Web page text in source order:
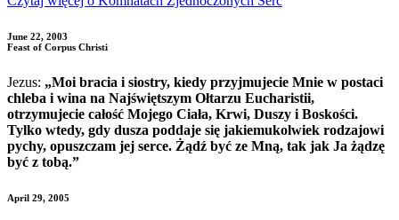
June 22, 2003
Feast of Corpus Christi
Jezus: „Moi bracia i siostry, kiedy przyjmujecie Mnie w postaci
chleba i wina na Najświętszym Ołtarzu Eucharistii,
otrzymujecie całość Mojego Ciała, Krwi, Duszy i Boskości.
Tylko wtedy, gdy dusza poddaje się jakiemukolwiek rodzajowi
pychy, opuszczam jej serce. Żądź być ze Mną, tak jak Ja żądzę
być z tobą.”
April 29, 2005